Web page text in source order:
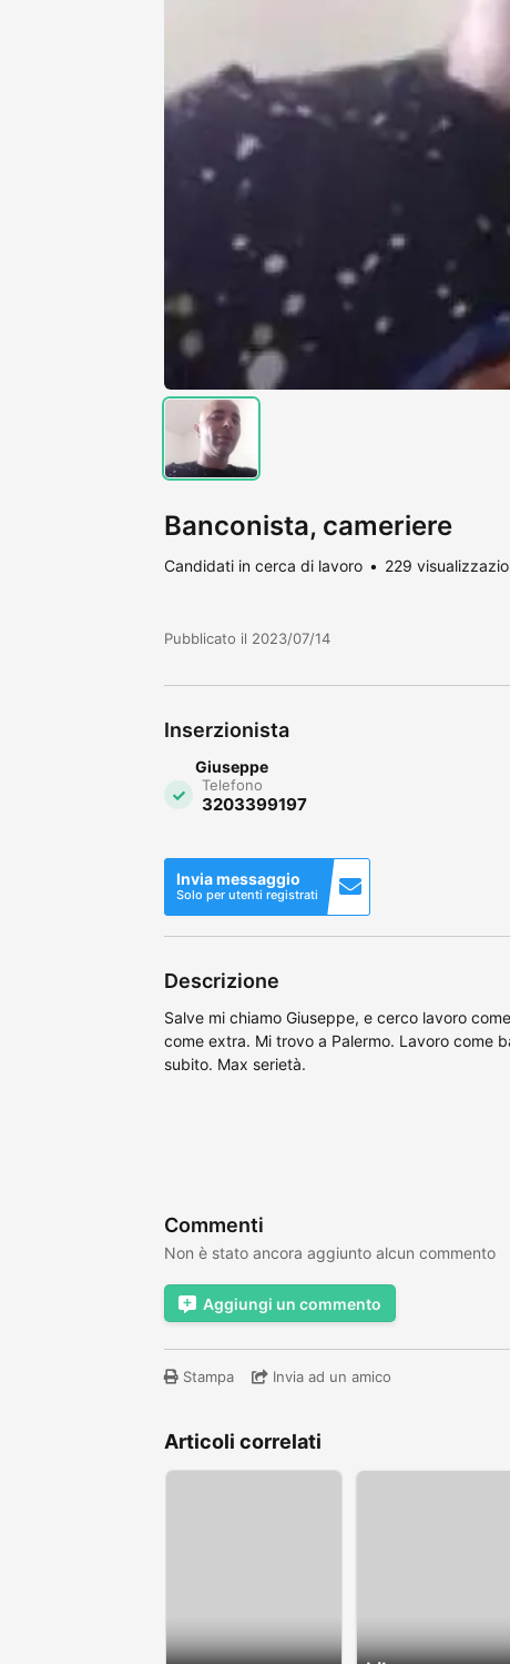
Banconista, cameriere
Candidati in cerca di lavoro 229
Pubblicato il 2023/07/14
Inserzionista
Giuseppe
Telefono
3203399197
Invia messaggio
Solo per utenti registrati
Descrizione
Salve mi chiamo Giuseppe, e cerco lavoro
come extra. Mi trovo a Palermo. Lavoro come
subito. Max serietà.
Commenti
Non è stato ancora aggiunto alcun commento
Aggiungi un commento
Stampa Invia ad un amico
Articoli correlati